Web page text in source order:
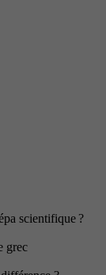
scientifique ?
grec